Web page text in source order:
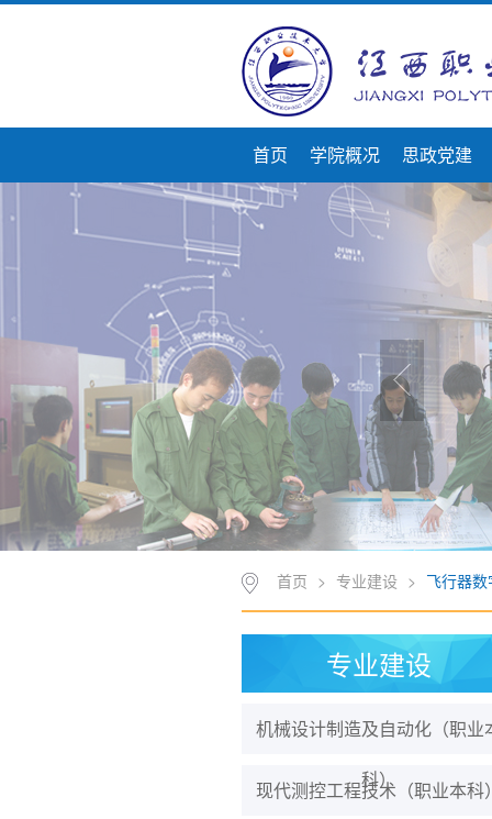
首页 学院概况 思政党建
首页 > 专业建设 > 飞行器
专业建设
机械设计制造及自动化（职业
科）
现代测控工程技术（职业本科